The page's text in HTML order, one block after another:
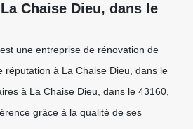
Chaise Dieu, dans le
une entreprise de rénovation de
réputation à La Chaise Dieu, dans le
à La Chaise Dieu, dans le 43160,
grâce à la qualité de ses